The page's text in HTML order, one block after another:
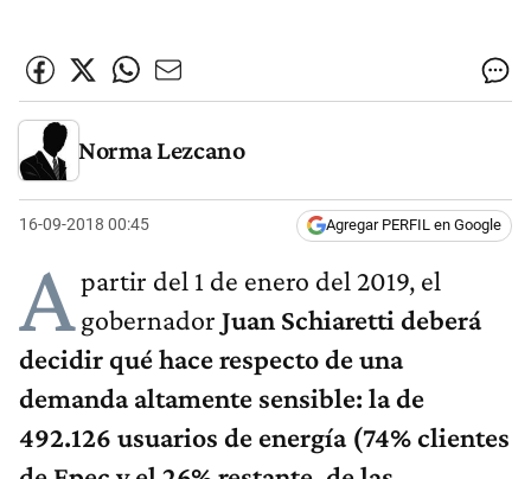
Norma Lezcano
16-09-2018 00:45 Agregar PERFIL en Google
Apartir del 1 de enero del 2019, el
gobernador Juan Schiaretti deberá
decidir qué hace respecto de una
demanda altamente sensible: la de
492.126 usuarios de energía (74% clientes